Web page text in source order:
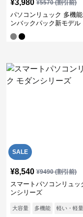
¥3,980 ¥5570(割引前)
パソコンリュック 多機
ンバックパック新モデル
SALE
¥8,540 ¥9490(割引前)
スマートパソコンリュッ
ンシリーズ
大容量 多機能 軽い・軽量